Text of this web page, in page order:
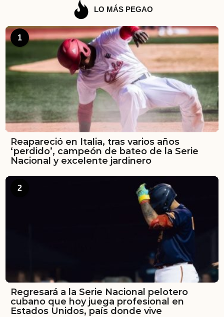
LO MÁS PEGAO
1
Reapareció en Italia, tras varios años
‘perdido’, campeón de bateo de la Serie
Nacional y excelente jardinero
2
Regresará a la Serie Nacional pelotero
cubano que hoy juega profesional en
Estados Unidos, país donde vive